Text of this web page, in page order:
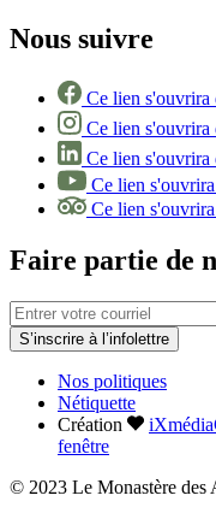
Nous suivre
Ce lien s'ouvrira
Ce lien s'ouvrira
Ce lien s'ouvrira
Ce lien
Ce lien
Faire partie de
S’inscrire à l’infolettre
Nos politiques
Nétiquette
Création
iXmédia
fenêtre
© 2023 Le Monastère des